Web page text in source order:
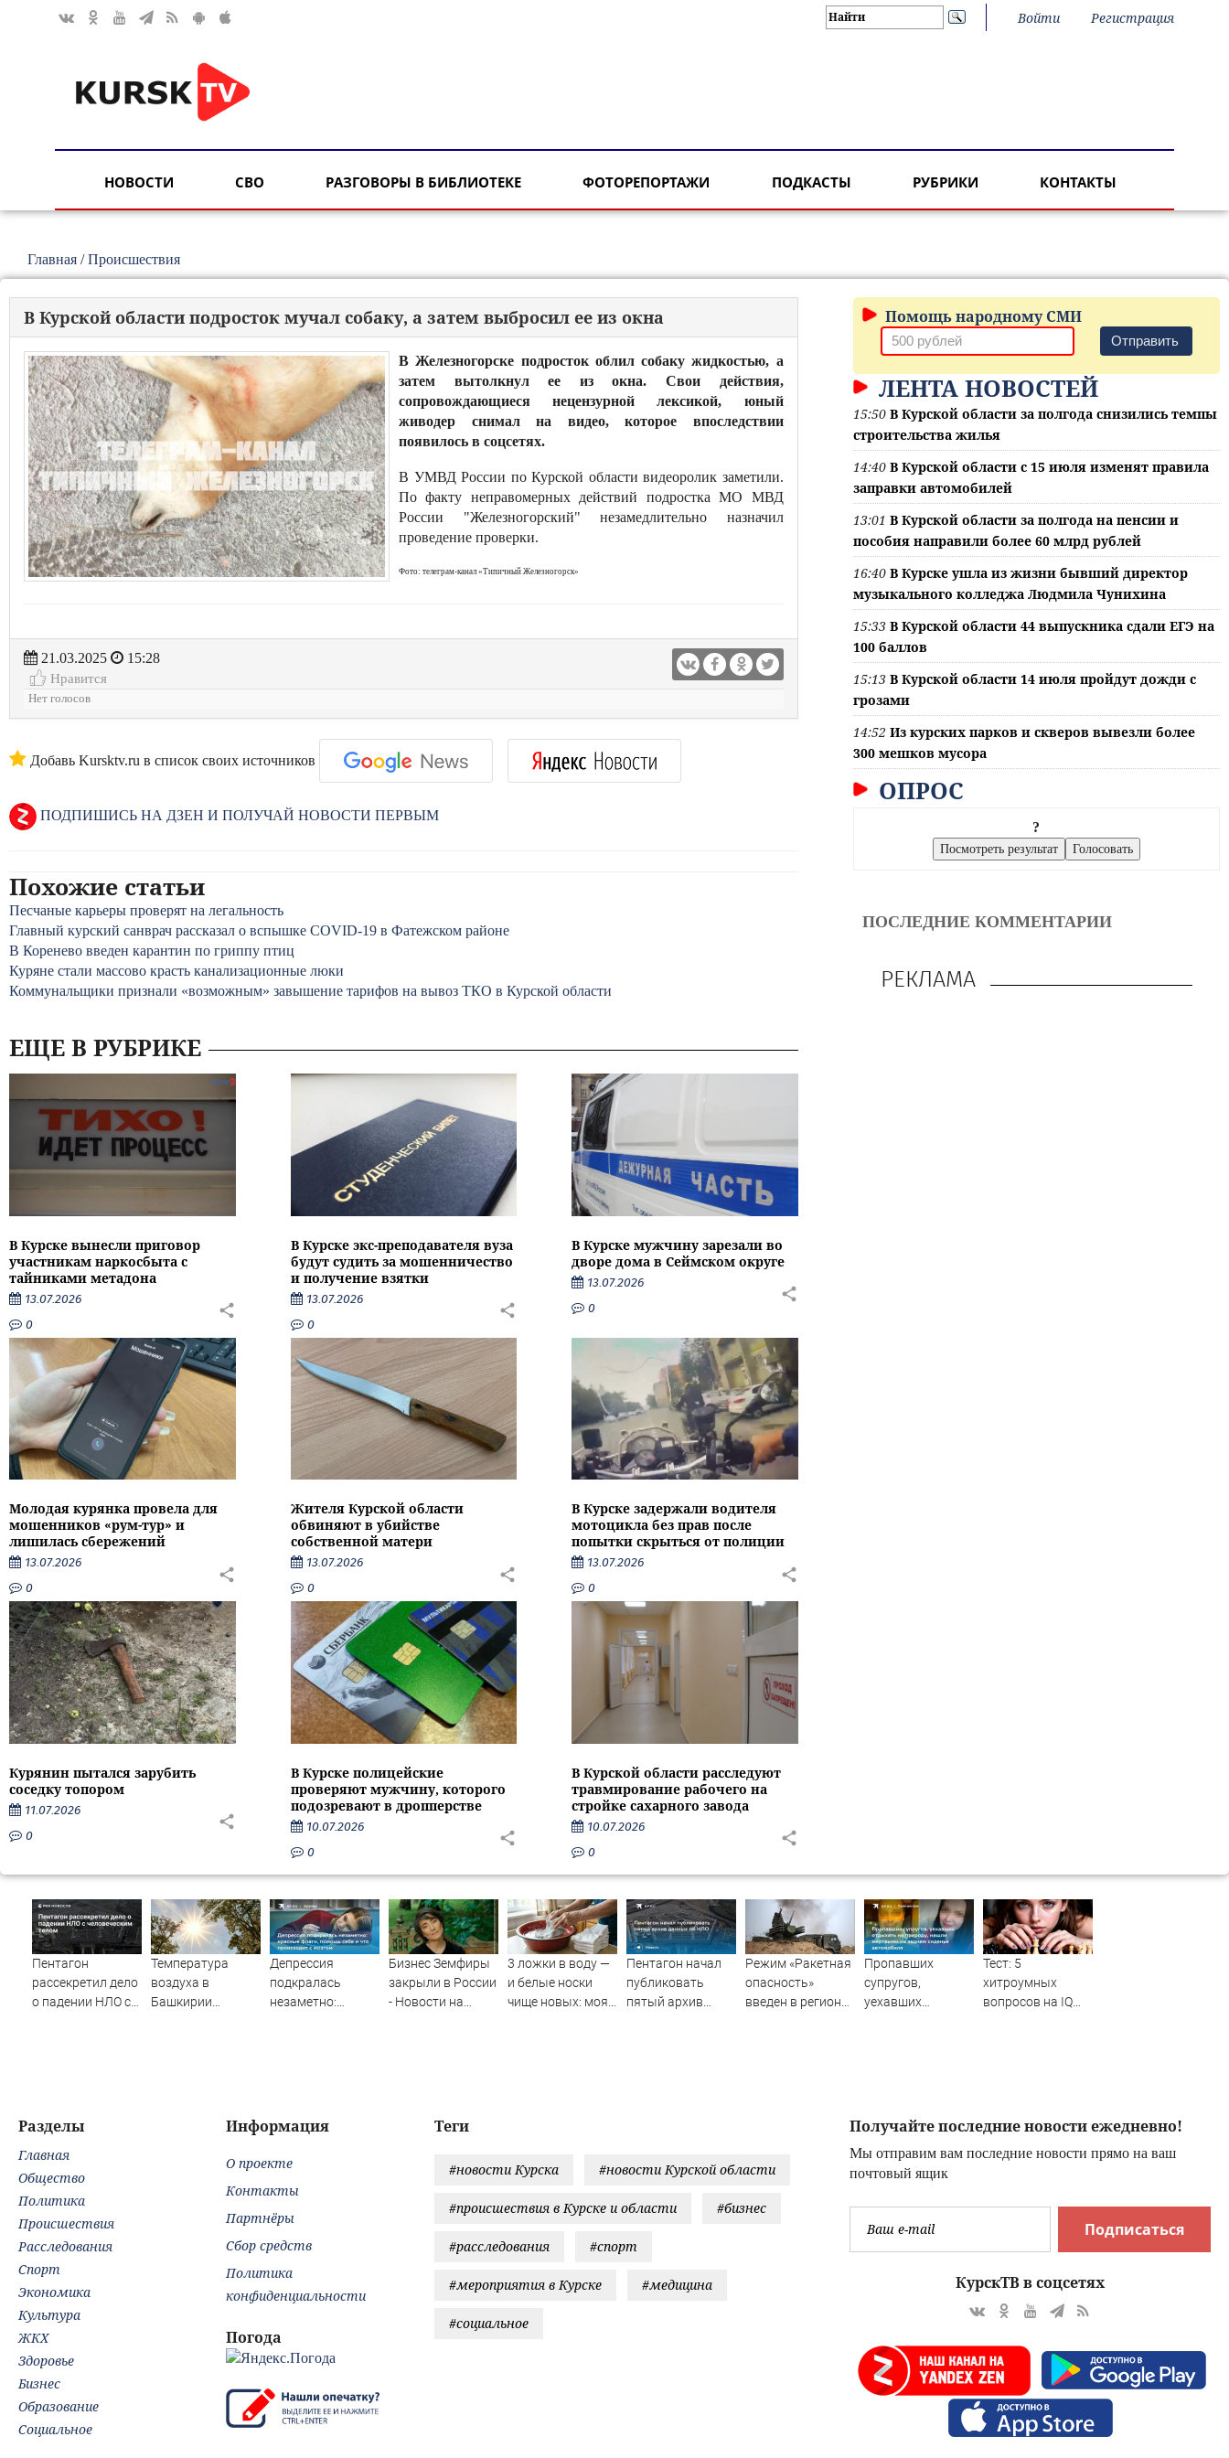
Войти Регистрация
НОВОСТИ СВО РАЗГОВОРЫ В БИБЛИОТЕКЕ ФОТОРЕПОРТАЖИ ПОДКАСТЫ РУБРИКИ КОНТАКТЫ
Главная /Происшествия
В Курской области подросток мучал собаку, а затем выбросил ее из окна
В Железногорске подросток облил собаку жидкостью, а
затем вытолкнул ее из окна. Свои действия,
сопровождающиеся нецензурной лексикой, юный
живодер снимал на видео, которое впоследствии
появилось в соцсетях.
В УМВД России по Курской области видеоролик заметили.
По факту неправомерных действий подростка МО МВД
России "Железногорский" незамедлительно назначил
проведение проверки.
Фото: телеграм-канал «Типичный Железногорск»
21.03.2025
15:28
Нравится
Нет голосов
Добавь Kursktv.ru в список своих источников
ПОДПИШИСЬ НА ДЗЕН И ПОЛУЧАЙ НОВОСТИ ПЕРВЫМ
Похожие статьи
Песчаные карьеры проверят на легальность
Главный курский санврач рассказал о вспышке COVID-19 в Фатежском районе
В Коренево введен карантин по гриппу птиц
Куряне стали массово красть канализационные люки
Коммунальщики признали «возможным» завышение тарифов на вывоз ТКО в Курской области
ЕЩЕ В РУБРИКЕ
В Курске вынесли приговор
участникам наркосбыта с
тайниками метадона
13.07.2026
0
В Курске экс-преподавателя вуза
будут судить за мошенничество
и получение взятки
13.07.2026
0
В Курске мужчину зарезали во
дворе дома в Сеймском округе
13.07.2026
0
Молодая курянка провела для
мошенников «рум-тур» и
лишилась сбережений
13.07.2026
0
Жителя Курской области
обвиняют в убийстве
собственной матери
13.07.2026
0
В Курске задержали водителя
мотоцикла без прав после
попытки скрыться от полиции
13.07.2026
0
Курянин пытался зарубить
соседку топором
11.07.2026
0
В Курске полицейские
проверяют мужчину, которого
подозревают в дропперстве
10.07.2026
0
В Курской области расследуют
травмирование рабочего на
стройке сахарного завода
10.07.2026
0
Помощь народному СМИ
Отправить
ЛЕНТА НОВОСТЕЙ
15:50 В Курской области за полгода снизились темпы
строительства жилья
14:40 В Курской области с 15 июля изменят правила
заправки автомобилей
13:01 В Курской области за полгода на пенсии и
пособия направили более 60 млрд рублей
16:40 В Курске ушла из жизни бывший директор
музыкального колледжа Людмила Чунихина
15:33 В Курской области 44 выпускника сдали ЕГЭ на
100 баллов
15:13 В Курской области 14 июля пройдут дожди с
грозами
14:52 Из курских парков и скверов вывезли более
300 мешков мусора
ОПРОС
?
ПОСЛЕДНИЕ КОММЕНТАРИИ
РЕКЛАМА
Пентагон
рассекретил дело
о падении НЛО с
Температура
воздуха в
Башкирии
Депрессия
подкралась
незаметно:
Бизнес Земфиры
закрыли в России
- Новости на
3 ложки в воду —
и белые носки
чище новых: моя
Пентагон начал
публиковать
пятый архив
Режим «Ракетная
опасность»
введен в регионах
Пропавших
супругов,
уехавших
Тест: 5
хитроумных
вопросов на IQ
Получайте последние новости ежедневно!
Мы отправим вам последние новости прямо на ваш
почтовый ящик
Подписаться
КурскТВ в соцсетях
Теги
#новости Курска #новости Курской области
#происшествия в Курске и области #бизнес
#расследования #спорт
#мероприятия в Курске #медицина
#социальное
Разделы
Главная
Общество
Политика
Происшествия
Расследования
Спорт
Экономика
Культура
ЖКХ
Здоровье
Бизнес
Образование
Социальное
Информация
О проекте
Контакты
Партнёры
Сбор средств
Политика
конфиденциальности
Погода